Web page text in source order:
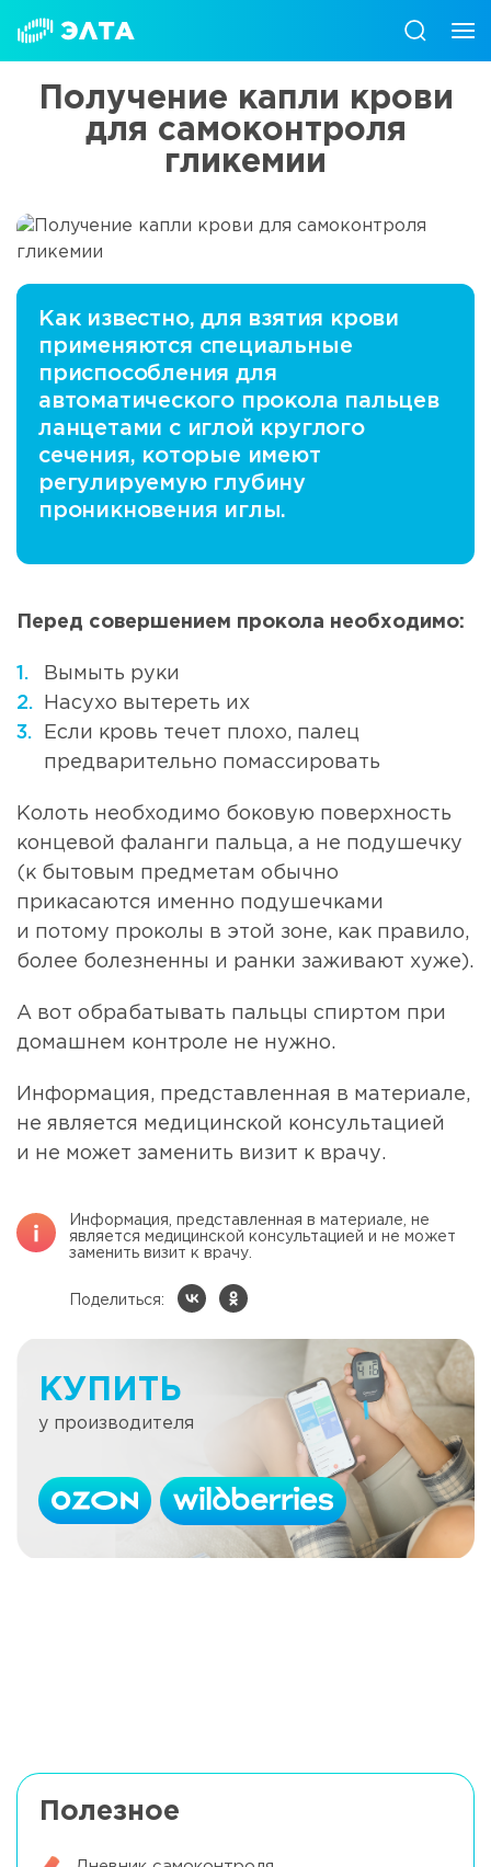
Получение капли крови
для самоконтроля
гликемии
Как известно, для взятия крови
применяются специальные
приспособления для
автоматического прокола пальцев
ланцетами с иглой круглого
сечения, которые имеют
регулируемую глубину
проникновения иглы.
Перед совершением прокола необходимо:
Вымыть руки
Насухо вытереть их
Если кровь течет плохо, палец
предварительно помассировать
Колоть необходимо боковую поверхность
концевой фаланги пальца, а не подушечку
(к бытовым предметам обычно
прикасаются именно подушечками
и потому проколы в этой зоне, как правило,
более болезненны и ранки заживают хуже).
А вот обрабатывать пальцы спиртом при
домашнем контроле не нужно.
Информация, представленная в материале,
не является медицинской консультацией
и не может заменить визит к врачу.
Информация, представленная в материале, не
является медицинской консультацией и не может
заменить визит к врачу.
Поделиться:
КУПИТЬ
у производителя
Полезное